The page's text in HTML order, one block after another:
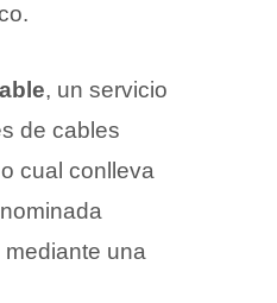
, un servicio
de cables
cual conlleva
una